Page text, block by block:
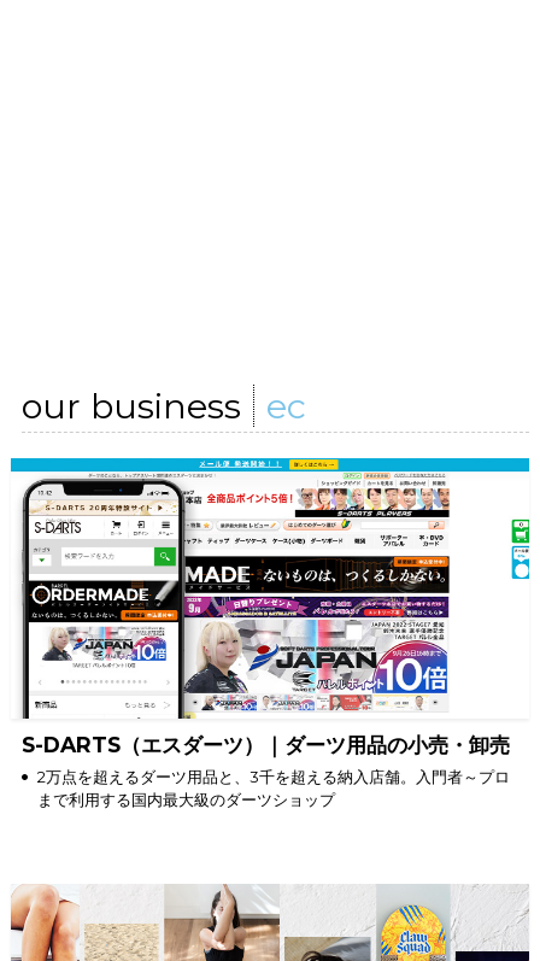
our business ec
S-DARTS（エスダーツ）｜ダーツ用品の小売・卸売
2万点を超えるダーツ用品と、3千を超える納入店舗。入門者～プロ
まで利用する国内最大級のダーツショップ